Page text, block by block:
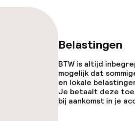
Belastingen
BTW is altijd
mogelijk dat
en lokale
Je betaalt deze
bij aankomst in je